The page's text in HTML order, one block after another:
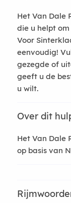
Het Van Dale
die u helpt
Voor
eenvoudig!
gezegde of
geeft u de
u wilt.
Over dit
Het Van Dale
op basis van